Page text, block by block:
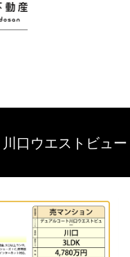
口ウエストビュー